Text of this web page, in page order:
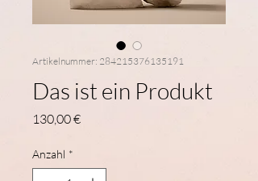
Artikelnummer: 284215376135191
Das ist ein Produkt
130,00 €Preis
Anzahl *